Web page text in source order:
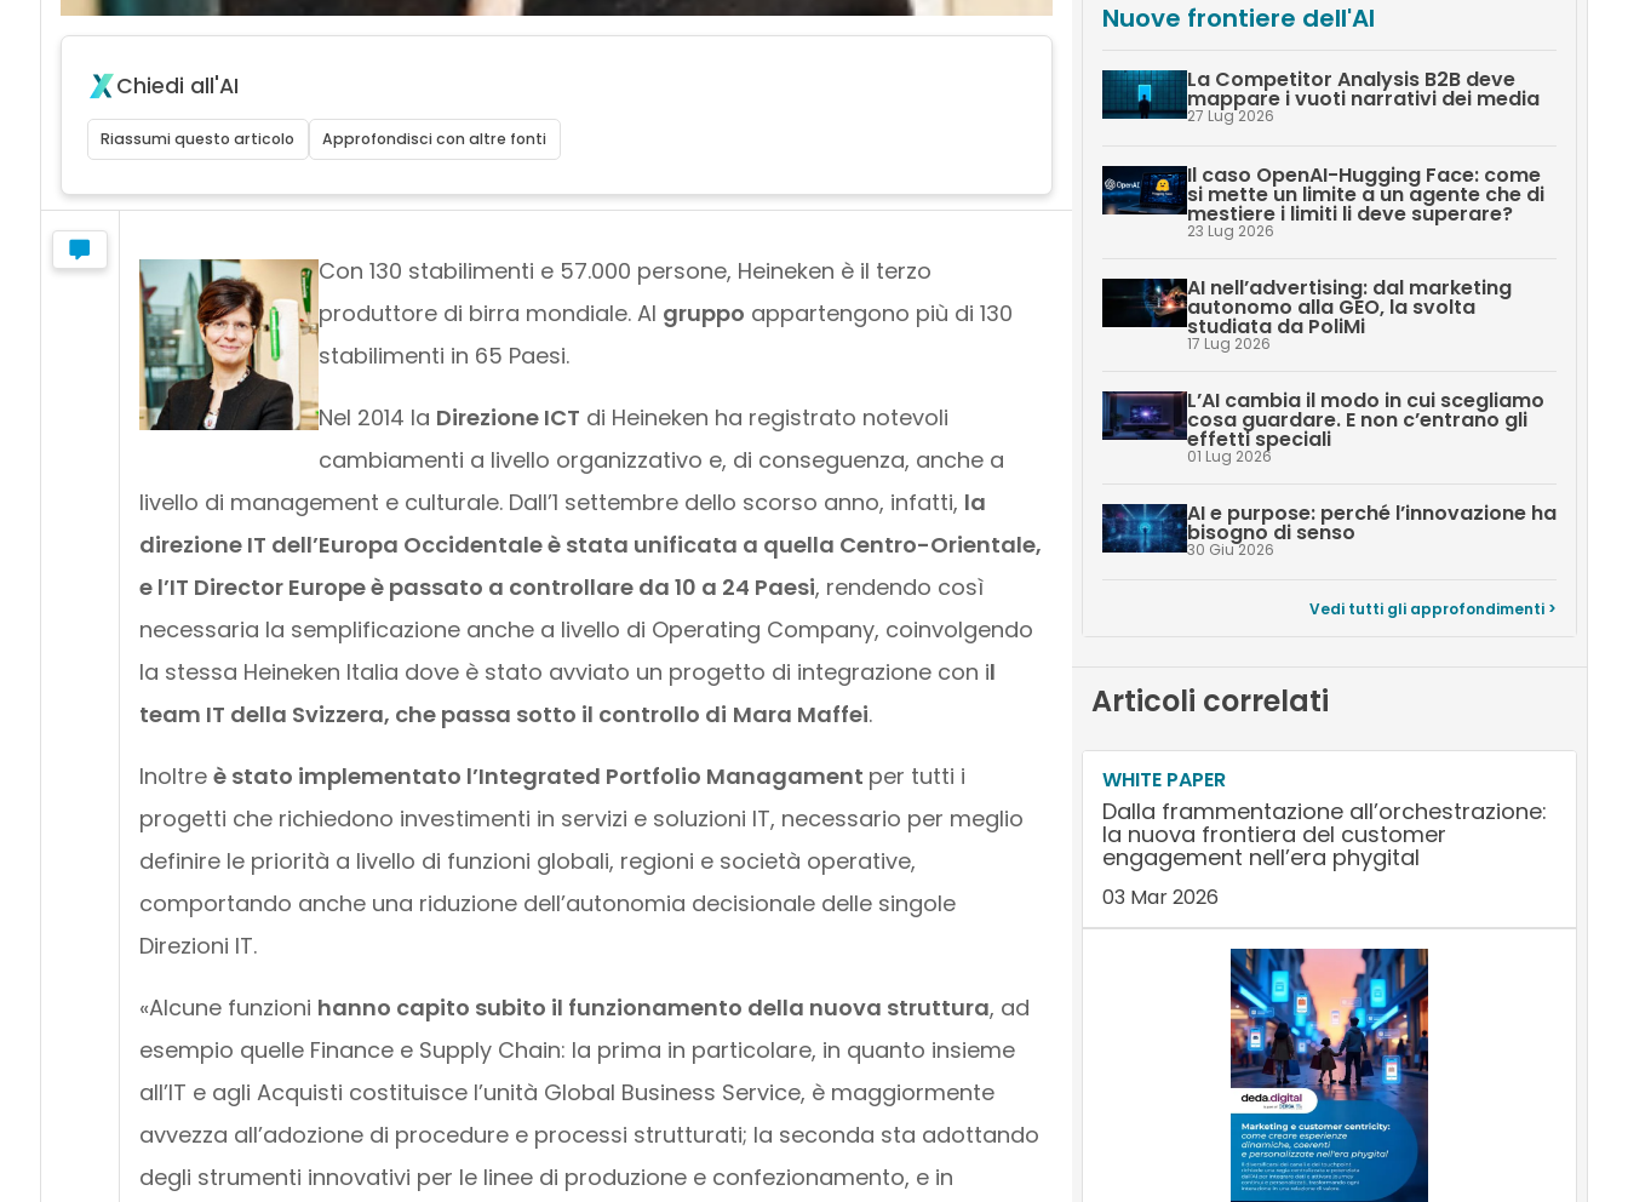
Chiedi all'AI
Riassumi questo articolo Approfondisci con altre fonti
Con 130 stabilimenti e 57.000 persone, Heineken è il terzo
produttore di birra mondiale. Al gruppo appartengono più di 130
stabilimenti in 65 Paesi.
Nel 2014 la Direzione ICT di Heineken ha registrato notevoli
cambiamenti a livello organizzativo e, di conseguenza, anche a
livello di management e culturale. Dall’1 settembre dello scorso anno, infatti, la
direzione IT dell’Europa Occidentale è stata unificata a quella Centro-Orientale,
e l’IT Director Europe è passato a controllare da 10 a 24 Paesi, rendendo così
necessaria la semplificazione anche a livello di Operating Company, coinvolgendo
la stessa Heineken Italia dove è stato avviato un progetto di integrazione con il
team IT della Svizzera, che passa sotto il controllo di Mara Maffei.
Inoltre è stato implementato l’Integrated Portfolio Managament per tutti i
progetti che richiedono investimenti in servizi e soluzioni IT, necessario per meglio
definire le priorità a livello di funzioni globali, regioni e società operative,
comportando anche una riduzione dell’autonomia decisionale delle singole
Direzioni IT.
«Alcune funzioni hanno capito subito il funzionamento della nuova struttura, ad
esempio quelle Finance e Supply Chain: la prima in particolare, in quanto insieme
all’IT e agli Acquisti costituisce l’unità Global Business Service, è maggiormente
avvezza all’adozione di procedure e processi strutturati; la seconda sta adottando
degli strumenti innovativi per le linee di produzione e confezionamento, e in
Nuove frontiere dell'AI
La Competitor Analysis B2B deve
mappare i vuoti narrativi dei media
27 Lug 2026
Il caso OpenAI-Hugging Face: come
si mette un limite a un agente che di
mestiere i limiti li deve superare?
23 Lug 2026
AI nell’advertising: dal marketing
autonomo alla GEO, la svolta
studiata da PoliMi
17 Lug 2026
L’AI cambia il modo in cui scegliamo
cosa guardare. E non c’entrano gli
effetti speciali
01 Lug 2026
AI e purpose: perché l’innovazione ha
bisogno di senso
30 Giu 2026
Vedi tutti gli approfondimenti >
Articoli correlati
WHITE PAPER
Dalla frammentazione all’orchestrazione:
la nuova frontiera del customer
engagement nell’era phygital
03 Mar 2026